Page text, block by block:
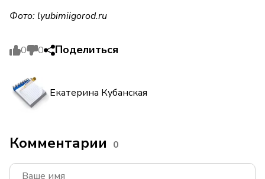
Фото: lyubimiigorod.ru
0 0 Поделиться
Екатерина Кубанская
Комментарии 0